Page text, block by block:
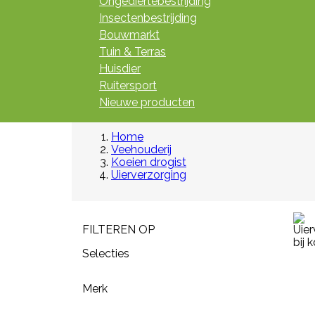
Insectenbestrijding
Bouwmarkt
Tuin & Terras
Huisdier
Ruitersport
Nieuwe producten
Home
Veehouderij
Koeien drogist
Uierverzorging
FILTEREN OP
Selecties
Merk